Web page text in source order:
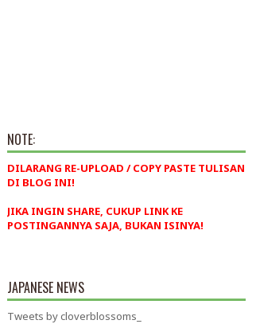
NOTE:
DILARANG RE-UPLOAD / COPY PASTE TULISAN
DI BLOG INI!
JIKA INGIN SHARE, CUKUP LINK KE
POSTINGANNYA SAJA, BUKAN ISINYA!
JAPANESE NEWS
Tweets by cloverblossoms_